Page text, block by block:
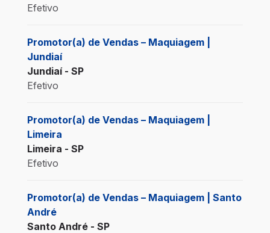
Efetivo
Promotor(a) de Vendas – Maquiagem |
Jundiaí
Jundiaí - SP
Efetivo
Promotor(a) de Vendas – Maquiagem |
Limeira
Limeira - SP
Efetivo
Promotor(a) de Vendas – Maquiagem | Santo
André
Santo André - SP